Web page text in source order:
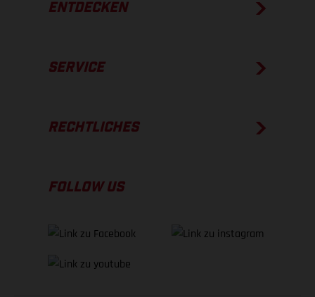
ENTDECKEN
SERVICE
RECHTLICHES
FOLLOW US